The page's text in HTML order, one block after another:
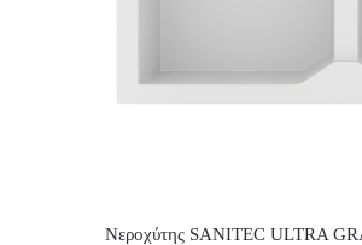
Νεροχύτης SANITEC ULTRA